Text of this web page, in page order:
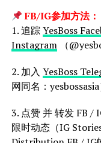
FB/IG参加方法：
1. 追踪YesBoss
Instagram（
2. 加入 YesBoss
网同名：yesbossasia
3. 点赞 并 转发 FB /
限时动态（IG